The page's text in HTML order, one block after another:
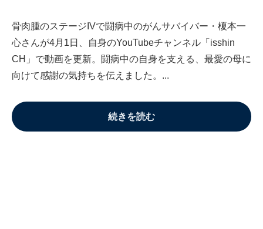
骨肉腫のステージIVで闘病中のがんサバイバー・榎本一
心さんが4月1日、自身のYouTubeチャンネル「isshin
CH」で動画を更新。闘病中の自身を支える、最愛の母に
向けて感謝の気持ちを伝えました。...
続きを読む